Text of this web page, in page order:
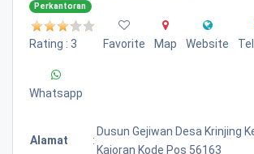
Perkantoran
Rating : 3 Favorite Map Website
Whatsapp
Alamat :
Dusun Gejiwan Desa Krinjing
Kajoran Kode Pos 56163